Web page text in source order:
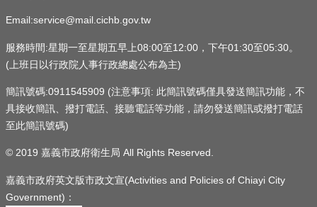
Email:service@mail.cichb.gov.tw
服務時間:星期一至星期五早上08:00至12:00，下午01:30至05:30。
(上班日以行政院人事行政總處公布為主)
簡訊號碼:0911545909 (注意事項: 此簡訊號碼僅具發送簡訊功能，不
具接收簡訊、撥打電話、接聽電話等功能，請勿發送簡訊或撥打電話
至此簡訊號碼)
© 2019 嘉義市政府衛生局 All Rights Reserved.
嘉義市政府英文版市政文宣(Activities and Policies of Chiayi City
Government)：